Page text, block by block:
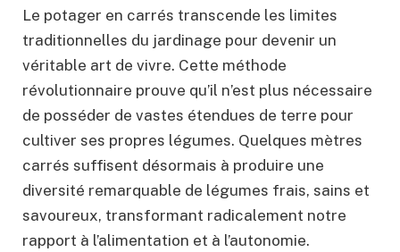
Le potager en carrés transcende les limites
traditionnelles du jardinage pour devenir un
véritable art de vivre. Cette méthode
révolutionnaire prouve qu’il n’est plus nécessaire
de posséder de vastes étendues de terre pour
cultiver ses propres légumes. Quelques mètres
carrés suffisent désormais à produire une
diversité remarquable de légumes frais, sains et
savoureux, transformant radicalement notre
rapport à l’alimentation et à l’autonomie.